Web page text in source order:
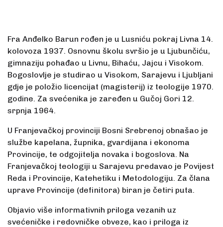
Fra Anđelko Barun rođen je u Lusniću pokraj Livna 14.
kolovoza 1937. Osnovnu školu svršio je u Ljubunčiću,
gimnaziju pohađao u Livnu, Bihaću, Jajcu i Visokom.
Bogoslovlje je studirao u Visokom, Sarajevu i Ljubljani
gdje je položio licencijat (magisterij) iz teologije 1970.
godine. Za sve­ćenika je zaređen u Gučoj Gori 12.
srpnja 1964.
U Franjevačkoj provinciji Bosni Srebrenoj obnašao je
službe kapelana, župnika, gvardijana i ekonoma
Provin­cije, te odgojitelja novaka i bogoslova. Na
Franjevačkoj teologiji u Sarajevu predavao je Povijest
Reda i Provin­cije, Katehetiku i Metodologiju. Za člana
uprave Provincije (definitora) biran je četiri puta.
Objavio više informativnih priloga vezanih uz
svećeničke i redovničke obveze, kao i priloga iz